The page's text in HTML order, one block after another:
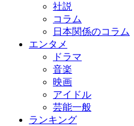
社説
コラム
日本関係のコラム
エンタメ
ドラマ
音楽
映画
アイドル
芸能一般
ランキング